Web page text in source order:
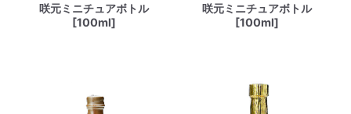
咲元ミニチュアボトル
[100ml]
咲元ミニチュアボトル
[100ml]